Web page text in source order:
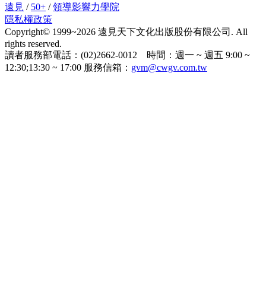
遠見 / 50+ /領導影響力學院
隱私權政策
Copyright© 1999~2026 遠見天下文化出版股份有限公司. All
rights reserved.
讀者服務部電話：(02)2662-0012 時間：週一 ~ 週五 9:00 ~
12:30;13:30 ~ 17:00 服務信箱： gvm@cwgv.com.tw